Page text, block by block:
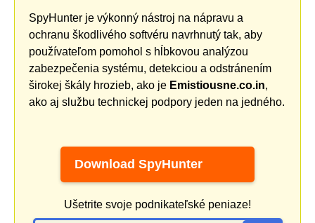
SpyHunter je výkonný nástroj na nápravu a
ochranu škodlivého softvéru navrhnutý tak, aby
používateľom pomohol s hĺbkovou analýzou
zabezpečenia systému, detekciou a odstránením
širokej škály hrozieb, ako je Emistiousne.co.in,
ako aj službu technickej podpory jeden na jedného.
Download SpyHunter
Ušetrite svoje podnikateľské peniaze!